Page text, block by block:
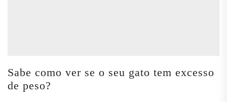
Sabe como ver se o seu gato tem excesso
de peso?